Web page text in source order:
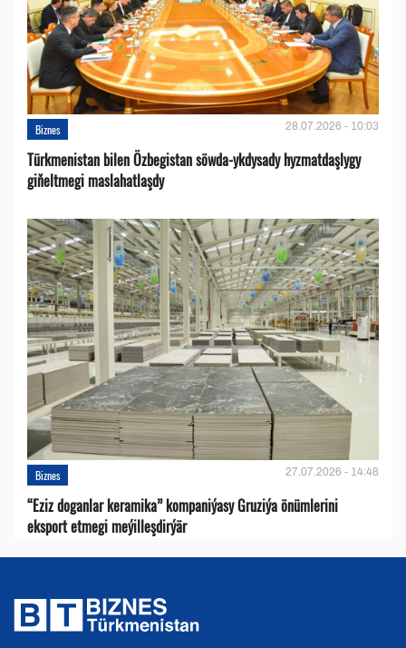
Biznes 28.07.2026 - 10:03
Türkmenistan bilen Özbegistan söwda-ykdysady hyzmatdaşlygy
giňeltmegi maslahatlaşdy
Biznes 27.07.2026 - 14:48
“Eziz doganlar keramika” kompaniýasy Gruziýa önümlerini
eksport etmegi meýilleşdirýär